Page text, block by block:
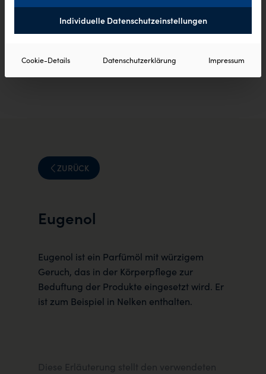
ZURÜCK
Eugenol
Eugenol ist ein Parfümöl mit würzigem
Geruch, das in der Körperpflege zur
Beduftung der Produkte eingesetzt wird. Er
ist zum Beispiel in Nelken enthalten.
Diese Erläuterung stellt den verwendeten
Individuelle Datenschutzeinstellungen
Cookie-Details Datenschutzerklärung Impressum